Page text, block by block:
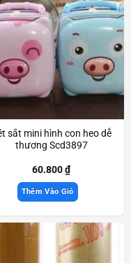
sắt mini hình con heo dễ
thương Scd3897
60.800₫
Thêm Vào Giỏ